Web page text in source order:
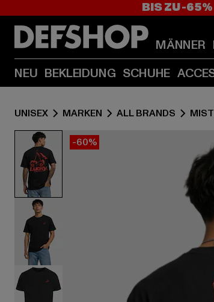
BIS ZU -65%
MÄNNER
NEU BEKLEIDUNG SCHUHE
UNISEX MARKEN ALL BRANDS
-60%